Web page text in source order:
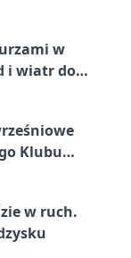
w
i wiatr do
Klubu
w ruch.